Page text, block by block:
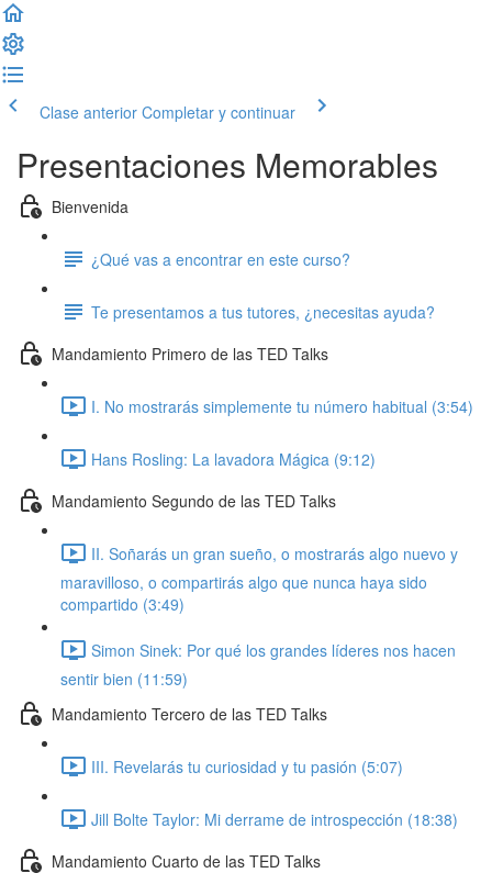
Clase anterior Completar y continuar
Presentaciones Memorables
Bienvenida
¿Qué vas a encontrar en este curso?
Te presentamos a tus tutores, ¿necesitas ayuda?
Mandamiento Primero de las TED Talks
I. No mostrarás simplemente tu número habitual (3:54)
Hans Rosling: La lavadora Mágica (9:12)
Mandamiento Segundo de las TED Talks
II. Soñarás un gran sueño, o mostrarás algo nuevo y
maravilloso, o compartirás algo que nunca haya sido
compartido (3:49)
Simon Sinek: Por qué los grandes líderes nos hacen
sentir bien (11:59)
Mandamiento Tercero de las TED Talks
III. Revelarás tu curiosidad y tu pasión (5:07)
Jill Bolte Taylor: Mi derrame de introspección (18:38)
Mandamiento Cuarto de las TED Talks